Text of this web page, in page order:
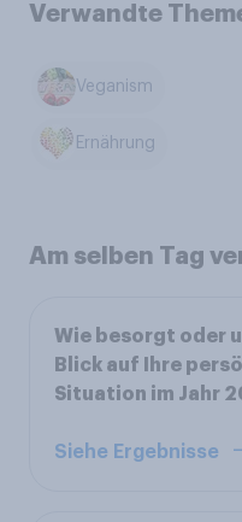
Verwandte
Veganism
Ernährung
Am selben Tag
Wie besorgt oder
Blick auf Ihre
Situation im Jahr
Siehe Ergebnisse